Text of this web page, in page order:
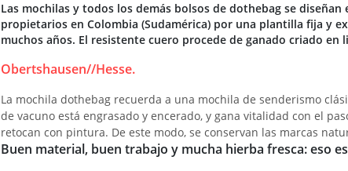
Las mochilas y todos los demás bolsos de dothebag se
propietarios en Colombia (Sudamérica) por una plantilla fija y
muchos años. El resistente cuero procede de ganado criado en
Obertshausen//Hesse.
La mochila dothebag recuerda a una mochila de senderismo
de vacuno está engrasado y encerado, y gana vitalidad con el
retocan con pintura. De este modo, se conservan las marcas
Buen material, buen trabajo y mucha hierba fresca: eso